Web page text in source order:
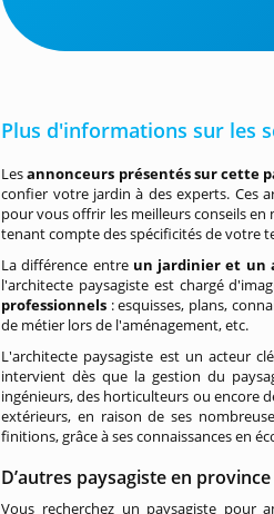
Plus d'informations sur les
Lesannonceurs présentés sur cette
confier votre jardin à des experts. Ces
pour vous offrir les meilleurs conseils
tenant compte des spécificités de votre
La différence entreun jardinier et un
l'architecte paysagiste est chargé
professionnels : esquisses, plans,
de métier lors de l'aménagement, etc.
L'architecte paysagiste est un acteur
intervient dès que la gestion du
ingénieurs, des horticulteurs ou encore
extérieurs, en raison de ses
finitions, grâce à ses connaissances en
D’autres paysagiste en
Vous recherchez un paysagiste pour